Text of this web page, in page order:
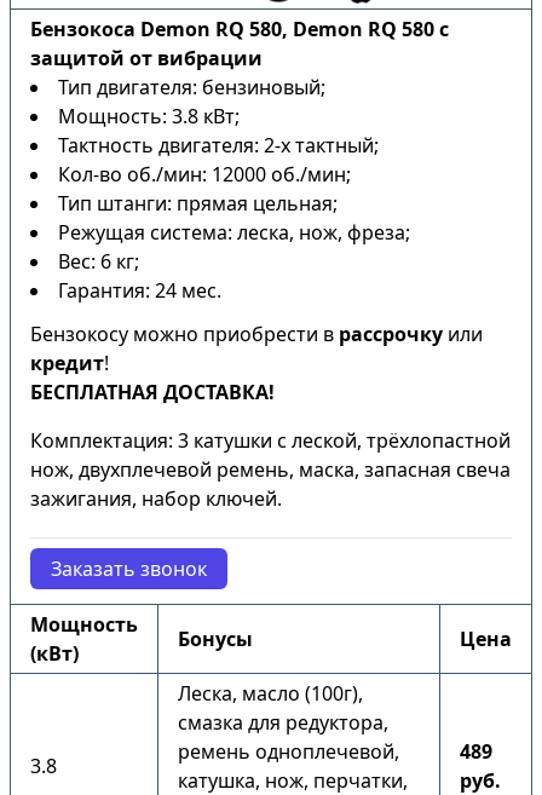
Бензокоса Demon RQ 580, Demon RQ 580 с
защитой от вибрации
Тип двигателя: бензиновый;
Мощность: 3.8 кВт;
Тактность двигателя: 2-х тактный;
Кол-во об./мин: 12000 об./мин;
Тип штанги: прямая цельная;
Режущая система: леска, нож, фреза;
Вес: 6 кг;
Гарантия: 24 мес.
Бензокосу можно приобрести в рассрочку или
кредит!
БЕСПЛАТНАЯ ДОСТАВКА!
Комплектация: 3 катушки с леской, трёхлопастной
нож, двухплечевой ремень, маска, запасная свеча
зажигания, набор ключей.
Заказать звонок
Мощность
(кВт)
Бонусы Цена
3.8
Леска, масло (100г),
смазка для редуктора,
ремень одноплечевой,
катушка, нож, перчатки,
489
руб.